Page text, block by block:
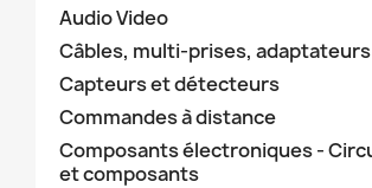
Audio Video
Câbles, multi-prises, adaptateurs
Capteurs et détecteurs
Commandes à distance
Composants électroniques -
et composants